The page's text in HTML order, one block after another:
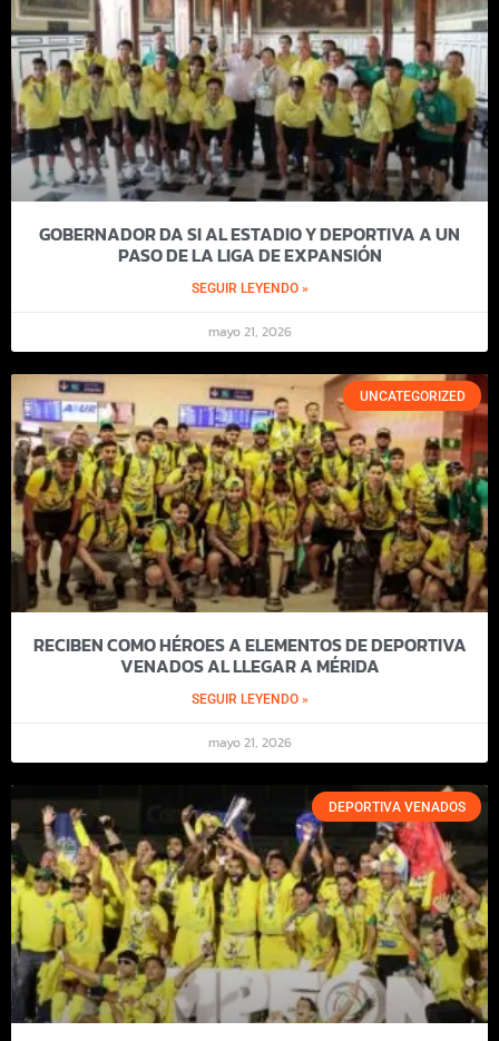
GOBERNADOR DA SI AL ESTADIO Y DEPORTIVA A UN
PASO DE LA LIGA DE EXPANSIÓN
SEGUIR LEYENDO »
mayo 21, 2026
UNCATEGORIZED
RECIBEN COMO HÉROES A ELEMENTOS DE DEPORTIVA
VENADOS AL LLEGAR A MÉRIDA
SEGUIR LEYENDO »
mayo 21, 2026
DEPORTIVA VENADOS